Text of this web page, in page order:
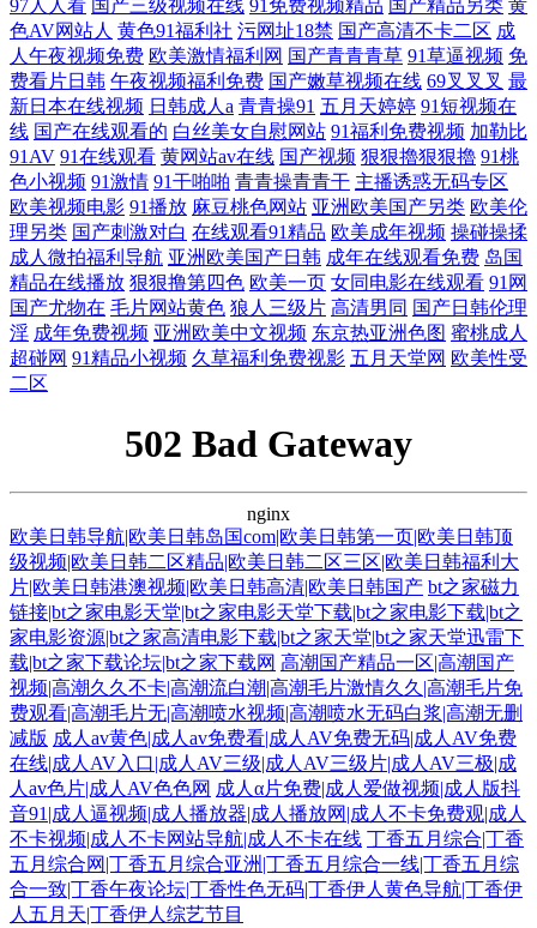
97人人看 国产三级视频在线 91免费视频精品 国产精品另类 黄
色AV网站人 黄色91福利社 污网址18禁 国产高清不卡二区 成
人午夜视频免费 欧美激情福利网 国产青青青草 91草逼视频 免
费看片日韩 午夜视频福利免费 国产嫩草视频在线 69叉叉叉 最
新日本在线视频 日韩成人a 青青操91 五月天婷婷 91短视频在
线 国产在线观看的 白丝美女自慰网站 91福利免费视频 加勒比
91AV 91在线观看 黄网站av在线 国产视频 狠狠擼狠狠擼 91桃
色小视频 91激情 91干啪啪 青青操青青干 主播诱惑无码专区
欧美视频电影 91播放 麻豆桃色网站 亚洲欧美国产另类 欧美伦
理另类 国产刺激对白 在线观看91精品 欧美成年视频 操碰操揉
成人微拍福利导航 亚洲欧美国产日韩 成年在线观看免费 岛国
精品在线播放 狠狠撸第四色 欧美一页 女同电影在线观看 91网
国产尤物在 毛片网站黄色 狼人三级片 高清男同 国产日韩伦理
淫 成年免费视频 亚洲欧美中文视频 东京热亚洲色图 蜜桃成人
超碰网 91精品小视频 久草福利免费视影 五月天堂网 欧美性受
二区
502 Bad Gateway
nginx
欧美日韩导航|欧美日韩岛国com|欧美日韩第一页|欧美日韩顶
级视频|欧美日韩二区精品|欧美日韩二区三区|欧美日韩福利大
片|欧美日韩港澳视频|欧美日韩高清|欧美日韩国产 bt之家磁力
链接|bt之家电影天堂|bt之家电影天堂下载|bt之家电影下载|bt之
家电影资源|bt之家高清电影下载|bt之家天堂|bt之家天堂迅雷下
载|bt之家下载论坛|bt之家下载网 高潮国产精品一区|高潮国产
视频|高潮久久不卡|高潮流白潮|高潮毛片激情久久|高潮毛片免
费观看|高潮毛片无|高潮喷水视频|高潮喷水无码白浆|高潮无删
减版 成人av黄色|成人av免费看|成人AV免费无码|成人AV免费
在线|成人AV入口|成人AV三级|成人AV三级片|成人AV三极|成
人av色片|成人AV色色网 成人α片免费|成人爱做视频|成人版抖
音91|成人逼视频|成人播放器|成人播放网|成人不卡免费观|成人
不卡视频|成人不卡网站导航|成人不卡在线 丁香五月综合|丁香
五月综合网|丁香五月综合亚洲|丁香五月综合一线|丁香五月综
合一致|丁香午夜论坛|丁香性色无码|丁香伊人黄色导航|丁香伊
人五月天|丁香伊人综艺节目